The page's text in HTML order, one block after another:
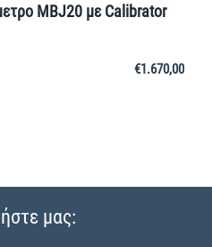
MBJ20 με Calibrator
€1.670,00
μας: